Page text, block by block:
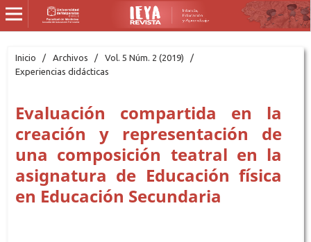
Inicio / Archivos / Vol. 5 Núm. 2 (2019)
/
Experiencias didácticas
Evaluación compartida en la
creación y representación de
una composición teatral en la
asignatura de Educación física
en Educación Secundaria